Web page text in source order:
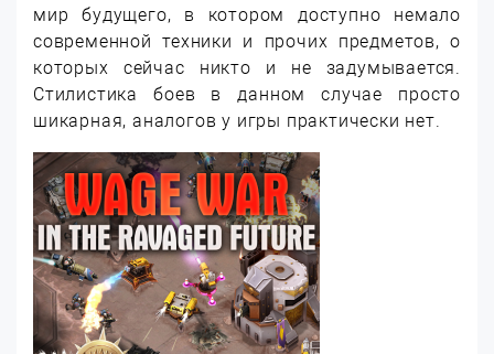
мир будущего, в котором доступно немало
современной техники и прочих предметов, о
которых сейчас никто и не задумывается.
Стилистика боев в данном случае просто
шикарная, аналогов у игры практически нет.